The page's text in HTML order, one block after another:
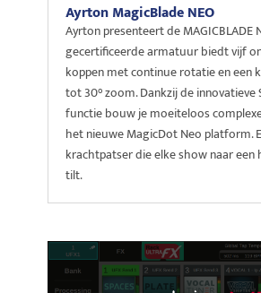
Ayrton MagicBlade NEO
Ayrton presenteert de MAGICBLADE
gecertificeerde armatuur biedt vijf
koppen met continue rotatie en een
tot 30° zoom. Dankzij de
functie bouw je moeiteloos
het nieuwe MagicDot Neo platform.
krachtpatser die elke show naar een
tilt.